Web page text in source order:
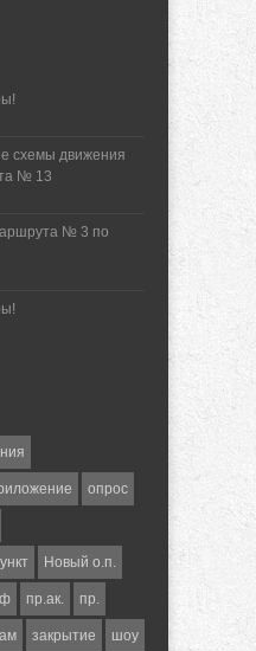
схемы движения
№ 13
№ 3 по
опрос
Новый о.п.
пр.ак. пр.
закрытие шоу